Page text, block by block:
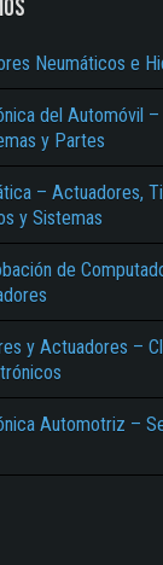
Neumáticos e
del Automóvil –
y Partes
– Actuadores,
y Sistemas
de
y Actuadores –
Automotriz –
es incorrecto según
Imagen de portada
o no se visualiza el
otro tipo de error...